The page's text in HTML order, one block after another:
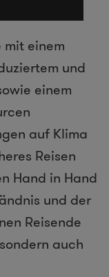
mit einem
und
einem
auf Klima
Reisen
Hand in Hand
und der
Reisende
auch